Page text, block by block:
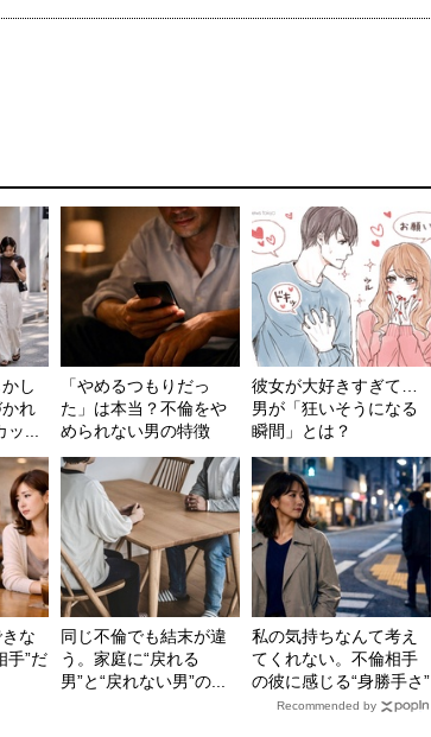
し
れ
...
「やめるつもりだっ
た」は本当？不倫をや
められない男の特徴
彼女が大好きすぎて…
男が「狂いそうになる
瞬間」とは？
な
手”だ
同じ不倫でも結末が違
う。家庭に“戻れる
男”と“戻れない男”の...
私の気持ちなんて考え
てくれない。不倫相手
の彼に感じる“身勝手さ”
Recommended by